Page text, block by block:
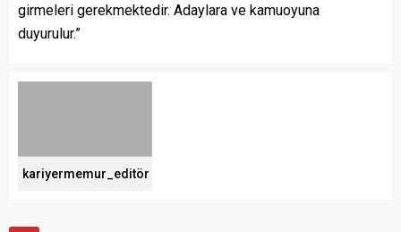
girmeleri gerekmektedir. Adaylara ve kamuoyuna
duyurulur.”
kariyermemur_editör